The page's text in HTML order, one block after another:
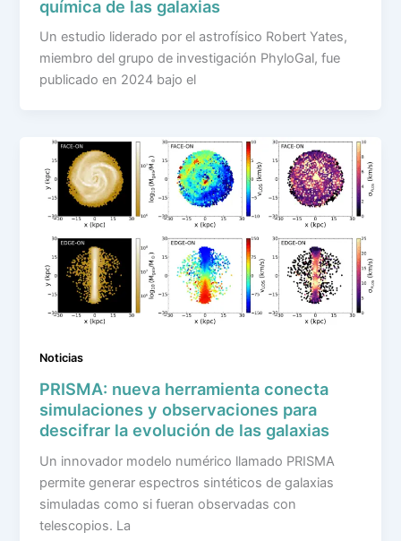
química de las galaxias
Un estudio liderado por el astrofísico Robert Yates,
miembro del grupo de investigación PhyloGal, fue
publicado en 2024 bajo el
Noticias
PRISMA: nueva herramienta conecta
simulaciones y observaciones para
descifrar la evolución de las galaxias
Un innovador modelo numérico llamado PRISMA
permite generar espectros sintéticos de galaxias
simuladas como si fueran observadas con
telescopios. La